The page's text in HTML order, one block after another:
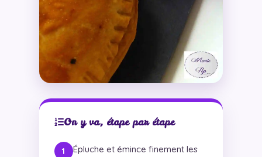
On y va, étape par étape
Épluche et émince finement les